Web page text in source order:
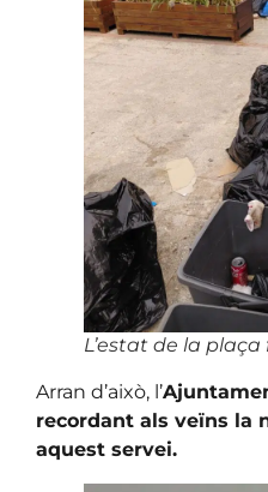
L’estat de la
Arran d’això, l’
recordant als veïns la
aquest servei.